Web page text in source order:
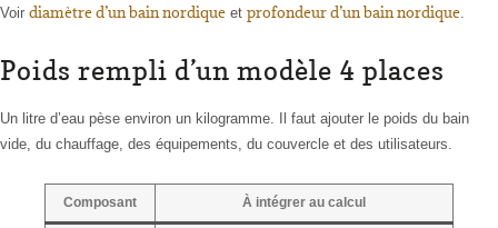
Voir diamètre d’un bain nordique et profondeur d’un bain nordique
Poids rempli d’un modèle 4 places
Un litre d’eau pèse environ un kilogramme. Il faut ajouter le poids du bain
vide, du chauffage, des équipements, du couvercle et des utilisateurs.
Composant À intégrer au calcul